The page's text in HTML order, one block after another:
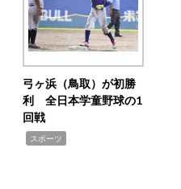
弓ヶ浜（鳥取）が初勝
利 全日本学童野球の1
回戦
スポーツ